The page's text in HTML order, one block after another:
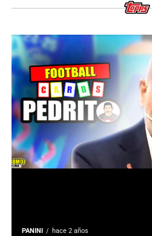
PANINI hace 2 años